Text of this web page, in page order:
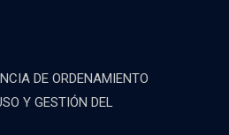
DE ORDENAMIENTO
Y GESTIÓN DEL